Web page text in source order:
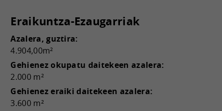
Eraikuntza-Ezaugarriak
Azalera, guztira:
4.904,00m²
Gehienez okupatu daitekeen azalera:
2.000 m²
Gehienez eraiki daitekeen azalera:
3.600 m²